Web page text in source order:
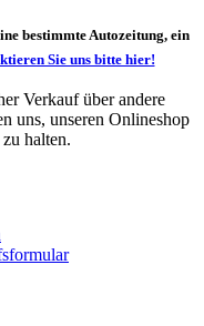
bestimmte Autozeitung, ein
Sie uns bitte hier!
Verkauf über andere
uns, unseren Onlineshop
halten.